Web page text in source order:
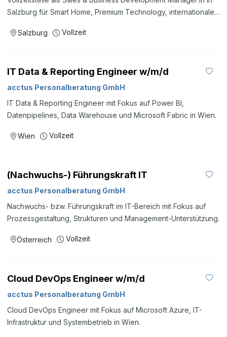
Salzburg für Smart Home, Premium Technology, internationale
Salzburg
Vollzeit
IT Data & Reporting Engineer w/m/d
acctus Personalberatung GmbH
IT Data & Reporting Engineer mit Fokus auf Power BI,
Datenpipelines, Data Warehouse und Microsoft Fabric in Wien.
Wien Vollzeit
(Nachwuchs-) Führungskraft IT
acctus Personalberatung GmbH
Nachwuchs- bzw. Führungskraft im IT-Bereich mit Fokus auf
Prozessgestaltung, Strukturen und Management-Unterstützung.
Österreich Vollzeit
Cloud DevOps Engineer w/m/d
acctus Personalberatung GmbH
Cloud DevOps Engineer mit Fokus auf Microsoft Azure, IT-
Infrastruktur und Systembetrieb in Wien.